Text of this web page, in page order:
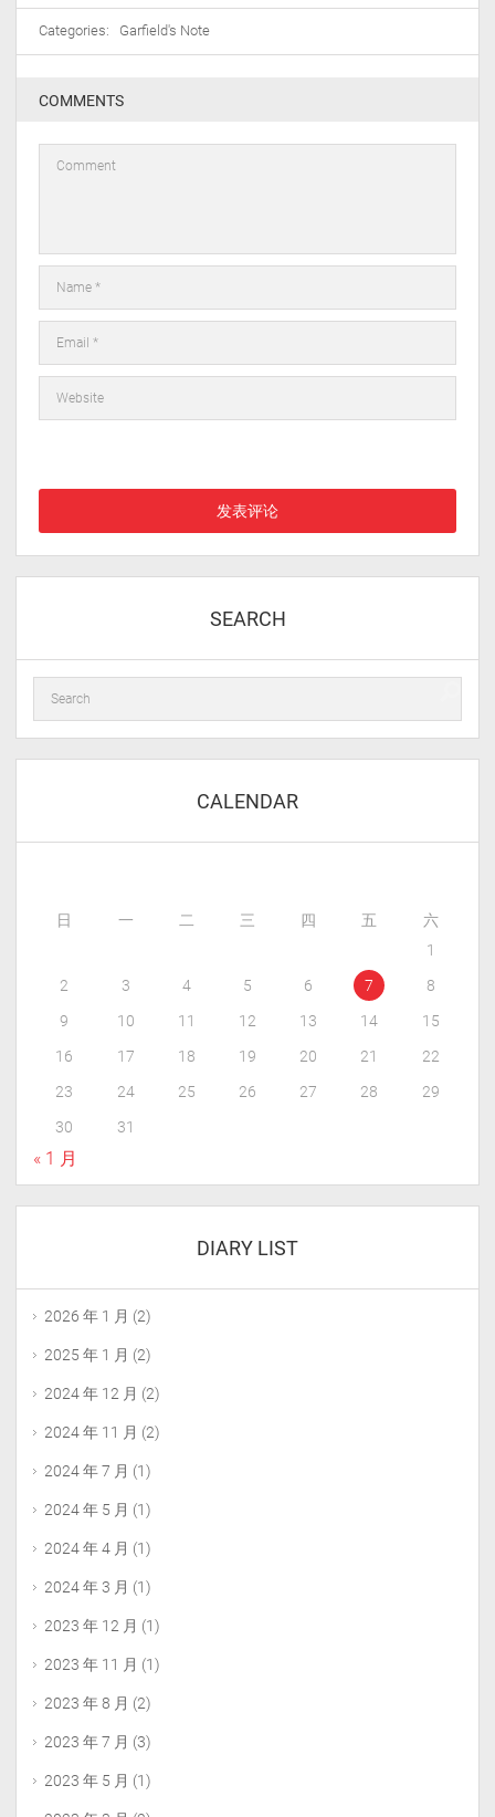
Categories: Garfield's Note
COMMENTS
SEARCH
CALENDAR
日 一 二 三 四 五
六
1
2
3 4 5 6 7
8
9
10 11 12 13 14
15
16
17 18 19 20 21
22
23
24 25 26 27 28
29
30
31
« 1 月
DIARY LIST
2026 年 1 月 (2)
2025 年 1 月 (2)
2024 年 12 月 (2)
2024 年 11 月 (2)
2024 年 7 月 (1)
2024 年 5 月 (1)
2024 年 4 月 (1)
2024 年 3 月 (1)
2023 年 12 月 (1)
2023 年 11 月 (1)
2023 年 8 月 (2)
2023 年 7 月 (3)
2023 年 5 月 (1)